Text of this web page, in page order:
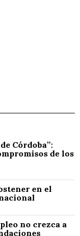
Córdoba”:
de los
en el
no crezca a